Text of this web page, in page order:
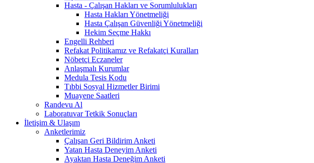
Hasta - Çalışan Hakları ve Sorumlulukları
Hasta Hakları Yönetmeliği
Hasta Çalışan Güvenliği Yönetmeliği
Hekim Seçme Hakkı
Engelli Rehberi
Refakat Politikamız ve Refakatçi Kuralları
Nöbetçi Eczaneler
Anlaşmalı Kurumlar
Medula Tesis Kodu
Tıbbi Sosyal Hizmetler Birimi
Muayene Saatleri
Randevu Al
Laboratuvar Tetkik Sonuçları
İletişim & Ulaşım
Anketlerimiz
Çalışan Geri Bildirim Anketi
Yatan Hasta Deneyim Anketi
Ayaktan Hasta Deneğim Anketi